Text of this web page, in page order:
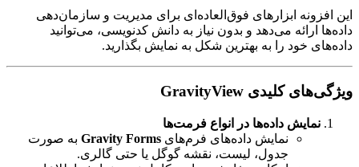
مناسب راه اندازی هرگونه سرویس اینترنتی
سرور مجازی هند
مورد علاقه فعالان بازارهای مالی و تریدرها
سرور مجازی سنگاپور
مناسب راه اندازی انواع سرویس های آنلاین
جهت خرید سرور مجازیمناسببه مشاوره نیاز دارید؟
ارسال تیکت چت آنلاین 021-78372
ابزارهای کاربردی برای وب مستران
به مشاوره نیاز دارید؟
ارسال تیکت چت آنلاین 021-78372
این افزونه ابزارهای فوق‌العاده‌ای برای مدیریت و سازمان‌دهی
داده‌ها ارائه می‌دهد و بدون نیاز به دانش کدنویسی، می‌توانید
داده‌های خود را به بهترین شکل به نمایش بگذارید.
ویژگی‌های کلیدی GravityView
نمایش داده‌ها در انواع فرمت‌ها
نمایش داده‌های فرم‌های Gravity Forms به صورت
جدول، لیست، نقشه گوگل یا حتی گالری.